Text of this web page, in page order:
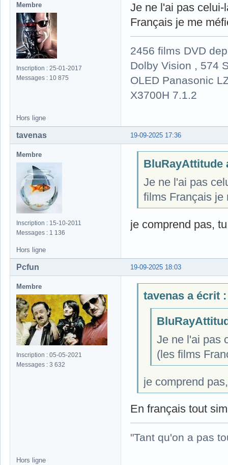
Membre
Inscription : 25-01-2017
Messages : 10 875
Je ne l'ai pas
Français je me
2456 films DVD
Dolby Vision , 574
OLED Panasonic
X3700H 7.1.2
Hors ligne
19-09-2025 17:36
tavenas
Membre
Inscription : 15-10-2011
Messages : 1 136
BluRayAttitude
Je ne l'ai pas
films Français je
je comprend pas,
Hors ligne
19-09-2025 18:03
Pcfun
Membre
Inscription : 05-05-2021
Messages : 3 632
tavenas a écrit :
Je ne l'ai pas
(les films
je comprend
En français tout
"Tant qu'on a pas
Hors ligne